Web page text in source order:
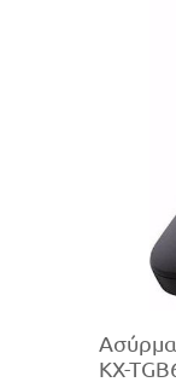
KX-